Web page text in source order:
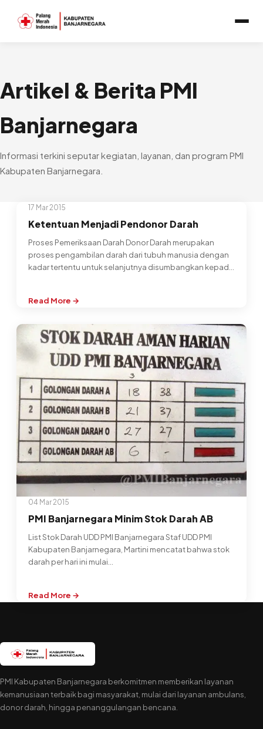
Artikel & Berita PMI
Banjarnegara
Informasi terkini seputar kegiatan, layanan, dan program PMI
Kabupaten Banjarnegara.
17 Mar 2015
Ketentuan Menjadi Pendonor Darah
Proses Pemeriksaan Darah Donor Darah merupakan
proses pengambilan darah dari tubuh manusia dengan
kadar tertentu untuk selanjutnya disumbangkan kepada
Read More →
:
Menjadi
Pendonor
Darah
04 Mar 2015
PMI Banjarnegara Minim Stok Darah AB
List Stok Darah UDD PMI Banjarnegara Staf UDD PMI
Kabupaten Banjarnegara, Martini mencatat bahwa stok
darah per hari ini mulai…
Read More →
:
Stok
Darah
PMI Kabupaten Banjarnegara berkomitmen memberikan layanan
kemanusiaan terbaik bagi masyarakat, mulai dari layanan ambulans,
donor darah, hingga penanggulangan bencana.